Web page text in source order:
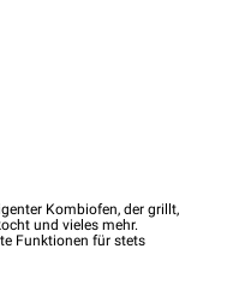
Kombiofen, der grillt,
und vieles mehr.
Funktionen für stets